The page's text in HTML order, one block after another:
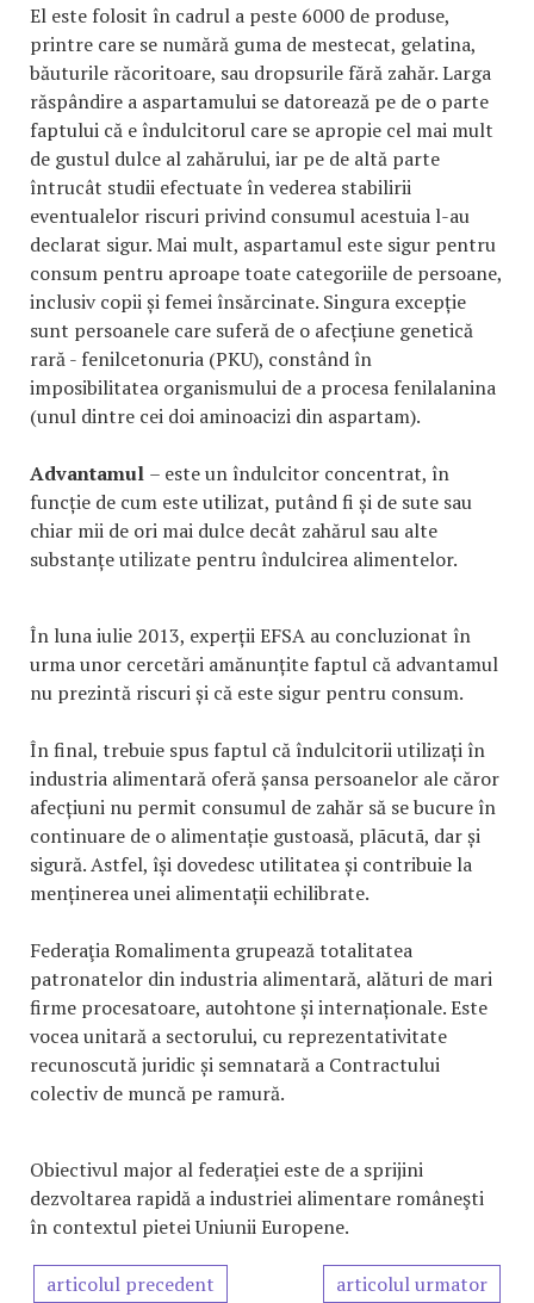
El este folosit în cadrul a peste 6000 de produse,
printre care se numără guma de mestecat, gelatina,
băuturile răcoritoare, sau dropsurile fără zahăr. Larga
răspândire a aspartamului se datorează pe de o parte
faptului că e îndulcitorul care se apropie cel mai mult
de gustul dulce al zahărului, iar pe de altă parte
întrucât studii efectuate în vederea stabilirii
eventualelor riscuri privind consumul acestuia l-au
declarat sigur. Mai mult, aspartamul este sigur pentru
consum pentru aproape toate categoriile de persoane,
inclusiv copii și femei însărcinate. Singura excepție
sunt persoanele care suferă de o afecțiune genetică
rară - fenilcetonuria (PKU), constând în
imposibilitatea organismului de a procesa fenilalanina
(unul dintre cei doi aminoacizi din aspartam).
Advantamul – este un îndulcitor concentrat, în
funcție de cum este utilizat, putând fi și de sute sau
chiar mii de ori mai dulce decât zahărul sau alte
substanțe utilizate pentru îndulcirea alimentelor.
În luna iulie 2013, experții EFSA au concluzionat în
urma unor cercetări amănunțite faptul că advantamul
nu prezintă riscuri și că este sigur pentru consum.
În final, trebuie spus faptul că îndulcitorii utilizați în
industria alimentară oferă șansa persoanelor ale căror
afecțiuni nu permit consumul de zahăr să se bucure în
continuare de o alimentație gustoasă, plãcutã, dar și
sigură. Astfel, își dovedesc utilitatea și contribuie la
menținerea unei alimentații echilibrate.
Federaţia Romalimenta grupează totalitatea
patronatelor din industria alimentară, alături de mari
firme procesatoare, autohtone și internaționale. Este
vocea unitară a sectorului, cu reprezentativitate
recunoscută juridic și semnatară a Contractului
colectiv de muncă pe ramură.
Obiectivul major al federaţiei este de a sprijini
dezvoltarea rapidă a industriei alimentare româneşti
în contextul pietei Uniunii Europene.
articolul precedent articolul urmator